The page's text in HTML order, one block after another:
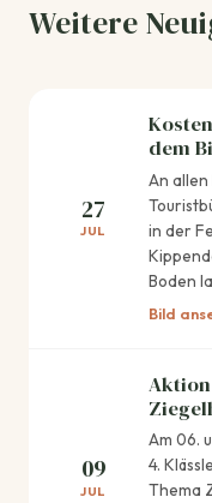
Weitere
27
JUL
dem
An allen
in der
Boden
Bild
09
JUL
Am 06.
4.
Thema